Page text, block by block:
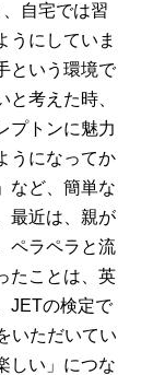
自宅では習
うにしていま
という環境で
考えた時、
プトンに魅力
うになってか
など、簡単な
最近は、親が
ペラペラと流
たことは、英
JETの検定で
いただいてい
しい」につな